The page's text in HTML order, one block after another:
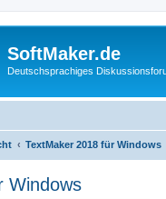
SoftMaker.de
Deutschsprachiges
TextMaker 2018 für Windows
Windows